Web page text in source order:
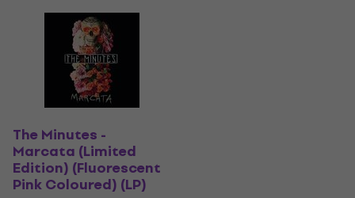
The Minutes -
Marcata (Limited
Edition) (Fluorescent
Pink Coloured) (LP)